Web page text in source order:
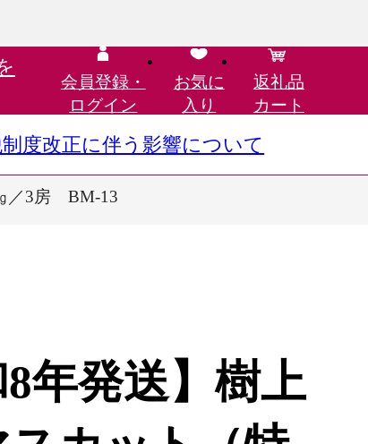
会員登録・
ログイン
お気に
入り
返礼品
カート
制度改正に伴う影響について
／3房 BM-13
8年発送】樹上